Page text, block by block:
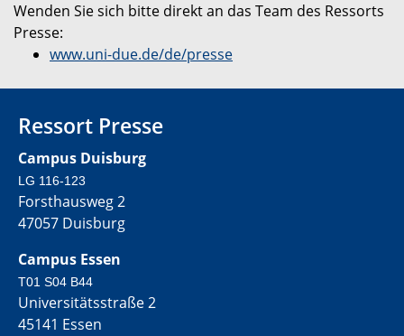
Wenden Sie sich bitte direkt an das Team des Ressorts
Presse:
www.uni-due.de/de/presse
Ressort Presse
Campus Duisburg
LG 116-123
Forsthausweg 2
47057 Duisburg
Campus Essen
T01 S04 B44
Universitätsstraße 2
45141 Essen